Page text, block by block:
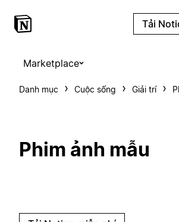
Tải
Marketplace
Danh mục Cuộc sống Giải trí
Phim ảnh mẫu